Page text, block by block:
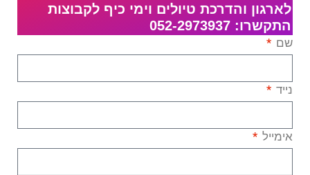
לארגון והדרכת טיולים וימי כיף לקבוצות
התקשרו: 052-2973937
שם
נייד
אימייל